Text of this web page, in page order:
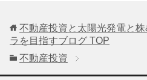
不動産投資と太陽光発電と
ラを目指すブログ TOP
不動産投資